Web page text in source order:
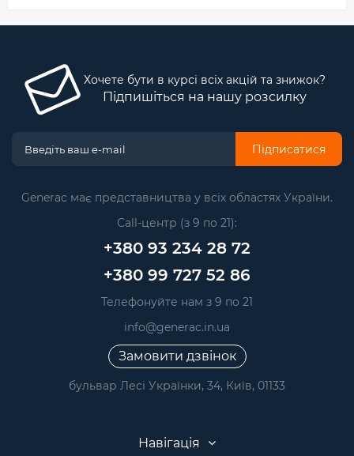
Хочете бути в курсі всіх акцій та знижок?
Підпишіться на нашу розсилку
Підписатися
Generac має представництва у всіх областях України.
Call-центр (з 9 по 21):
+380 93 234 28 72
+380 99 727 52 86
Телефонуйте нам з 9 по 21
info@generac.in.ua
Замовити дзвінок
бульвар Лесі Українки, 34, Київ, 01133
Навігація